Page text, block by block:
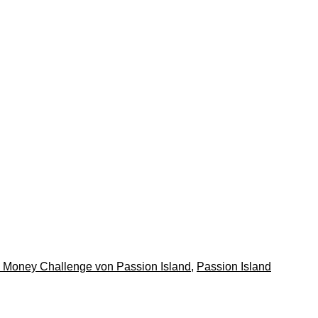
Money Challenge von Passion Island, Passion Island